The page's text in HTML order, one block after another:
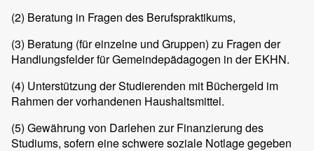
(2) Beratung in Fragen des Berufspraktikums,
(3) Beratung (für einzelne und Gruppen) zu Fragen der
Handlungsfelder für Gemeindepädagogen in der EKHN.
(4) Unterstützung der Studierenden mit Büchergeld im
Rahmen der vorhandenen Haushaltsmittel.
(5) Gewährung von Darlehen zur Finanzierung des
Studiums, sofern eine schwere soziale Notlage gegeben